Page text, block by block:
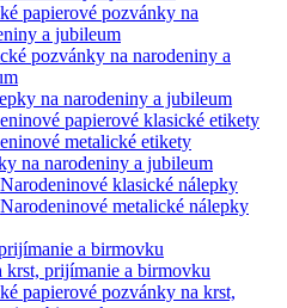
papierové pozvánky na
a jubileum
pozvánky na narodeniny a
na narodeniny a jubileum
papierové klasické etikety
metalické etikety
na narodeniny a jubileum
Narodeninové klasické nálepky
Narodeninové metalické nálepky
a birmovku
krst, prijímanie a birmovku
papierové pozvánky na krst,